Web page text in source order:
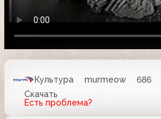
Культура murmeow 686
Скачать
Есть проблема?